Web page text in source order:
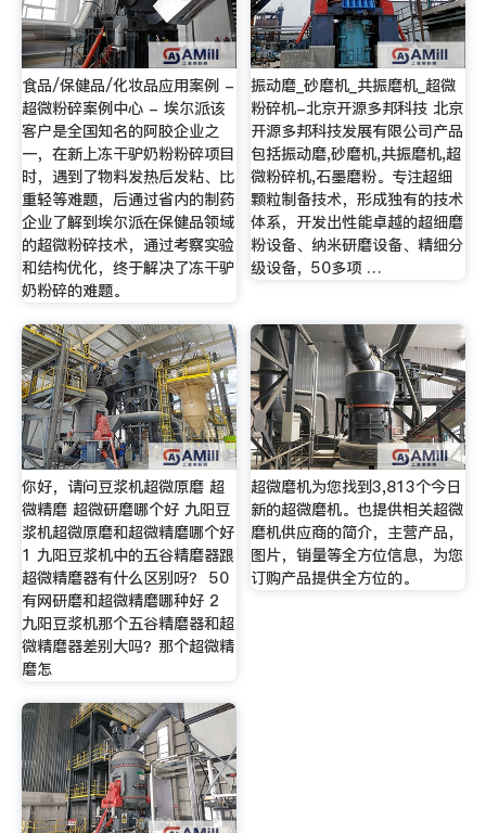
食品/保健品/化妆品应用案例 -
超微粉碎案例中心 - 埃尔派该
客户是全国知名的阿胶企业之
一，在新上冻干驴奶粉粉碎项目
时，遇到了物料发热后发粘、比
重轻等难题，后通过省内的制药
企业了解到埃尔派在保健品领域
的超微粉碎技术，通过考察实验
和结构优化，终于解决了冻干驴
奶粉碎的难题。
振动磨_砂磨机_共振磨机_超微
粉碎机-北京开源多邦科技 北京
开源多邦科技发展有限公司产品
包括振动磨,砂磨机,共振磨机,超
微粉碎机,石墨磨粉。专注超细
颗粒制备技术，形成独有的技术
体系，开发出性能卓越的超细磨
粉设备、纳米研磨设备、精细分
级设备，50多项 …
你好，请问豆浆机超微原磨 超
微精磨 超微研磨哪个好 九阳豆
浆机超微原磨和超微精磨哪个好
1 九阳豆浆机中的五谷精磨器跟
超微精磨器有什么区别呀？ 50
有网研磨和超微精磨哪种好 2
九阳豆浆机那个五谷精磨器和超
微精磨器差别大吗？那个超微精
磨怎
超微磨机为您找到3,813个今日
新的超微磨机。也提供相关超微
磨机供应商的简介，主营产品，
图片，销量等全方位信息，为您
订购产品提供全方位的。